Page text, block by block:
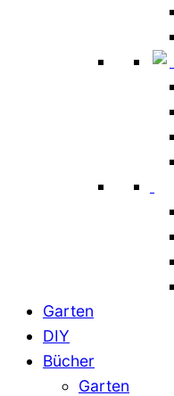
Garten
DIY
Bücher
Garten